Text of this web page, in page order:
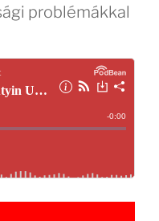
problémákkal